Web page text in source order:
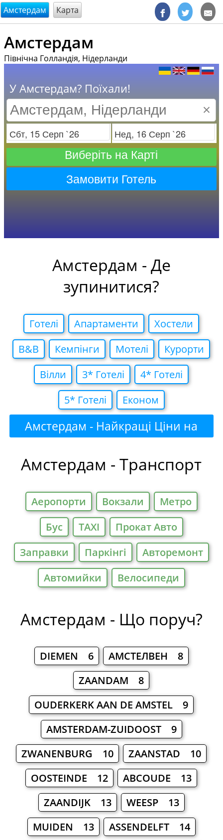
@endsectiom
Амстердам Карта
Амстердам
Північна Голландія, Нідерланди
У Амстердам? Поїхали!
×
Заезд Отъезд
Виберіть на Карті
Замовити Готель
Амстердам - Де
зупинитися?
Готелi Апартаменти
Хостели
B&B
Кемпiнги Мотелi
Курорти
Вiлли
3* Готелi
4* Готелi
5* Готелi
Економ
Амстердам - Найкращі Ціни на
Амстердам - Транспорт
Аеропорти Вокзали
Метро
Бус
TAXI
Прокат Авто
Заправки
Паркiнгi
Авторемонт
Автомийки
Велосипеди
Амстердам - Що поруч?
DIEMEN 6
АМСТЕЛВЕН 8
ZAANDAM 8
OUDERKERK AAN DE AMSTEL 9
AMSTERDAM-ZUIDOOST 9
ZWANENBURG 10
ZAANSTAD 10
OOSTEINDE 12
ABCOUDE 13
ZAANDIJK 13
WEESP 13
MUIDEN 13
ASSENDELFT 14